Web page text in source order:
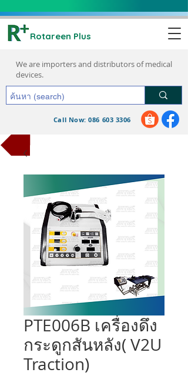
Rotareen Plus
We are importers and distributors of medical
devices.
Call Now: 086 603 3306
PTE006B เครื่องดึง
กระดูกสันหลัง( V2U
Traction)